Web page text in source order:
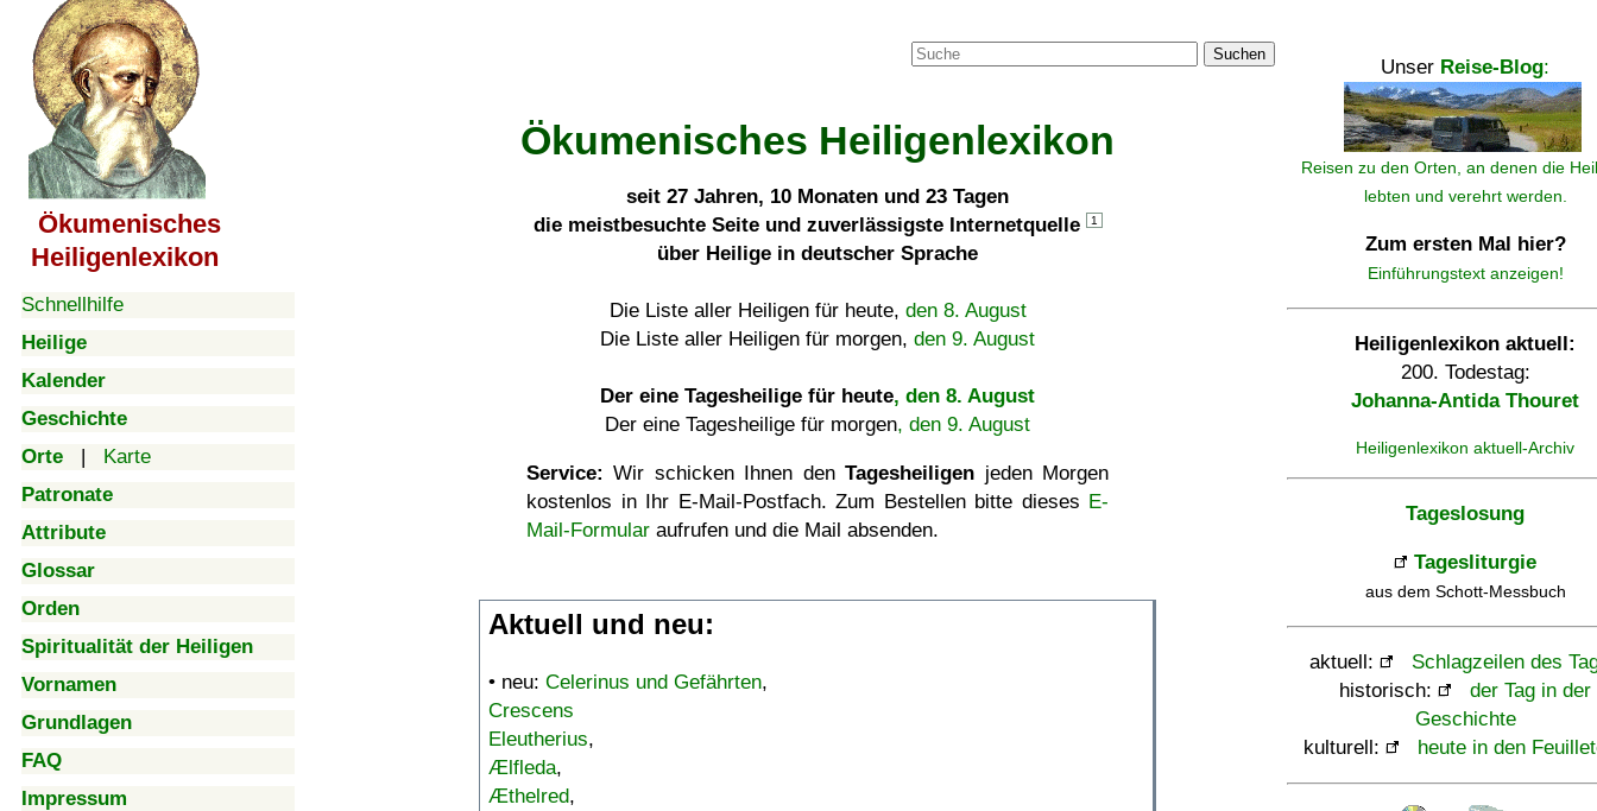
Ökumenisches
Heiligenlexikon
Schnellhilfe
Heilige
Kalender
Geschichte
Orte | Karte
Patronate
Attribute
Glossar
Orden
Spiritualität der Heiligen
Vornamen
Grundlagen
FAQ
Impressum
Suchen
Ökumenisches Heiligenlexikon
seit 27 Jahren, 10 Monaten und 23 Tagen
die meistbesuchte Seite und zuverlässigste Internetquelle
1
über Heilige in deutscher Sprache
Die Liste aller Heiligen für heute, den 8. August
Die Liste aller Heiligen für morgen, den 9. August
Der eine Tagesheilige für heute, den 8. August
Der eine Tagesheilige für morgen, den 9. August
Service: Wir schicken Ihnen denTagesheiligen jeden Morgen
kostenlos in Ihr E-Mail-Postfach. Zum Bestellen bitte dieses E-
Mail-Formular aufrufen und die Mail absenden.
Aktuell und neu:
• neu: Celerinus und Gefährten,
Crescens
Eleutherius,
Ælfleda,
Æthelred,
Unser Reise-Blog:
Reisen zu den Orten, an denen die
lebten und verehrt werden.
Zum ersten Mal hier?
Einführungstext anzeigen!
Heiligenlexikon aktuell:
200. Todestag:
Johanna-Antida Thouret
Heiligenlexikon aktuell-Archiv
Tageslosung
Tagesliturgie
aus dem Schott-Messbuch
aktuell:
Schlagzeilen des
historisch:
der Tag in der
Geschichte
kulturell:
heute in den